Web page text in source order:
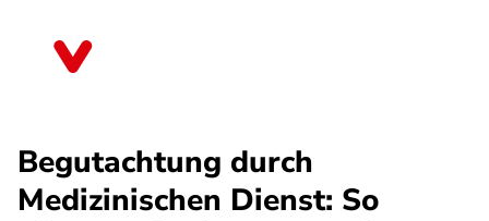
Begutachtung durch
Medizinischen Dienst: So